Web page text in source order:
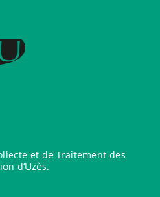
et de Traitement des
d’Uzès.